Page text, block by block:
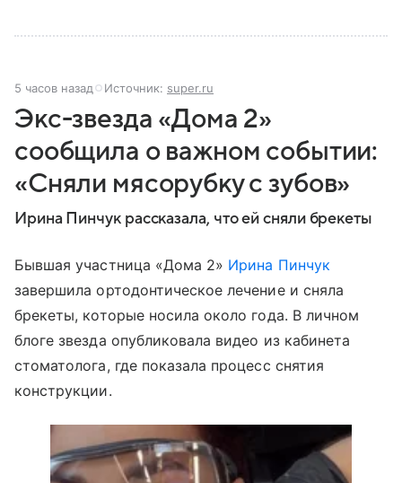
5 часов назад Источник: super.ru
Экс-звезда «Дома 2»
сообщила о важном событии:
«Сняли мясорубку с зубов»
Ирина Пинчук рассказала, что ей сняли брекеты
Бывшая участница «Дома 2» Ирина Пинчук
завершила ортодонтическое лечение и сняла
брекеты, которые носила около года. В личном
блоге звезда опубликовала видео из кабинета
стоматолога, где показала процесс снятия
конструкции.